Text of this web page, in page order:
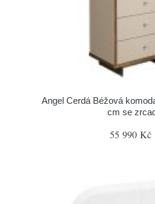
Angel Cerdá Béžová
cm se
55 990 Kč